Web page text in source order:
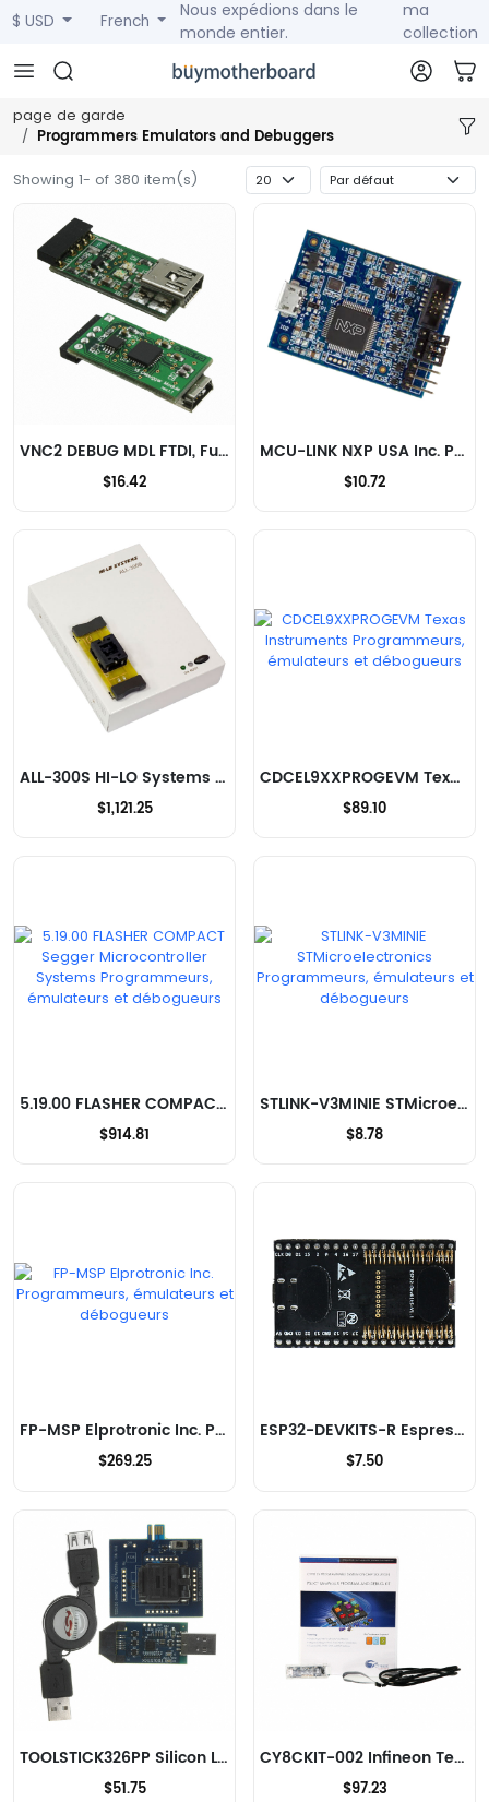
$ USD French
Nous expédions dans le
monde entier.
ma
collection
page de garde
Programmers Emulators and Debuggers
Showing 1- of 380 item(s)
VNC2 DEBUG MDL FTDI, Future Technology Devices International Ltd Programmeurs, émulateurs et débogueurs
$16.42
MCU-LINK NXP USA Inc. Programmeurs, émulateurs et débogueurs
$10.72
ALL-300S HI-LO Systems Programmeurs, émulateurs et débogueurs
$1,121.25
CDCEL9XXPROGEVM Texas Instruments Programmeurs, émulateurs et débogueurs
$89.10
5.19.00 FLASHER COMPACT Segger Microcontroller Systems Programmeurs, émulateurs et débogueurs
$914.81
STLINK-V3MINIE STMicroelectronics Programmeurs, émulateurs et débogueurs
$8.78
FP-MSP Elprotronic Inc. Programmeurs, émulateurs et débogueurs
$269.25
ESP32-DEVKITS-R Espressif Systems Programmeurs, émulateurs et débogueurs
$7.50
TOOLSTICK326PP Silicon Labs Programmeurs, émulateurs et débogueurs
$51.75
CY8CKIT-002 Infineon Technologies Programmeurs, émulateurs et débogueurs
$97.23